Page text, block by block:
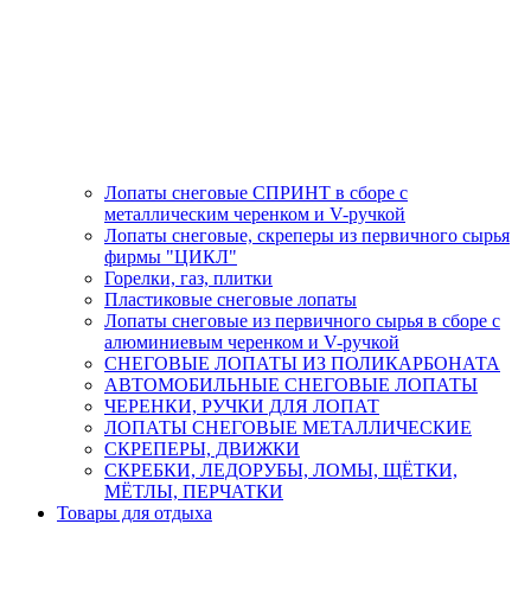
Лопаты снеговые СПРИНТ в сборе с
металлическим черенком и V-ручкой
Лопаты снеговые, скреперы из первичного сырья
фирмы "ЦИКЛ"
Горелки, газ, плитки
Пластиковые снеговые лопаты
Лопаты снеговые из первичного сырья в сборе с
алюминиевым черенком и V-ручкой
СНЕГОВЫЕ ЛОПАТЫ ИЗ ПОЛИКАРБОНАТА
АВТОМОБИЛЬНЫЕ СНЕГОВЫЕ ЛОПАТЫ
ЧЕРЕНКИ, РУЧКИ ДЛЯ ЛОПАТ
ЛОПАТЫ СНЕГОВЫЕ МЕТАЛЛИЧЕСКИЕ
СКРЕПЕРЫ, ДВИЖКИ
СКРЕБКИ, ЛЕДОРУБЫ, ЛОМЫ, ЩЁТКИ,
МЁТЛЫ, ПЕРЧАТКИ
Товары для отдыха